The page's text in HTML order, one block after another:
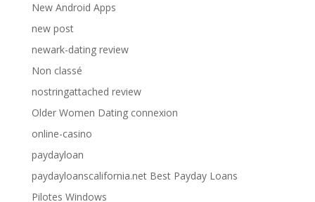
New Android Apps
new post
newark-dating review
Non classé
nostringattached review
Older Women Dating connexion
online-casino
paydayloan
paydayloanscalifornia.net Best Payday Loans
Pilotes Windows